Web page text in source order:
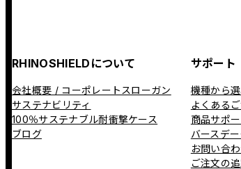
RHINOSHIELDについて
会社概要 / コーポレートスローガン
サステナビリティ
100％サステナブル耐衝撃ケース
ブログ
サポート
機種から
よくある
商品サポ
バースデ
お問い合
ご注文の